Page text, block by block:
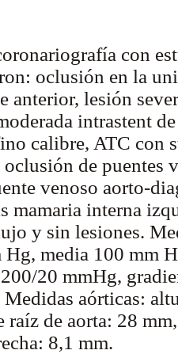
con
oclusión en la
anterior, lesión
intrastent
calibre, ATC con
de puentes
venoso aorto-
mamaria interna
y sin lesiones.
Hg, media 100 mm
20 mmHg,
aórticas:
raíz de aorta: 28
8,1 mm.